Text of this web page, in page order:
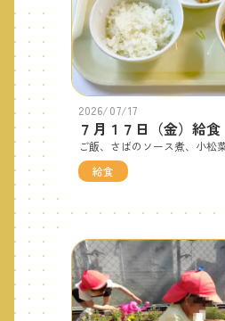
2026/07/17
７月１７日（金）給食
給食